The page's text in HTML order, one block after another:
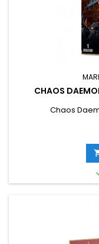
CHAOS
Chaos